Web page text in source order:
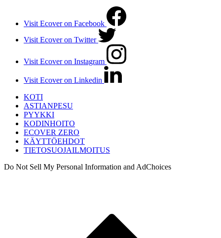
Visit Ecover on Facebook
Visit Ecover on Twitter
Visit Ecover on Instagram
Visit Ecover on Linkedin
KOTI
ASTIANPESU
PYYKKI
KODINHOITO
ECOVER ZERO
KÄYTTÖEHDOT
TIETOSUOJAILMOITUS
Do Not Sell My Personal Information and AdChoices